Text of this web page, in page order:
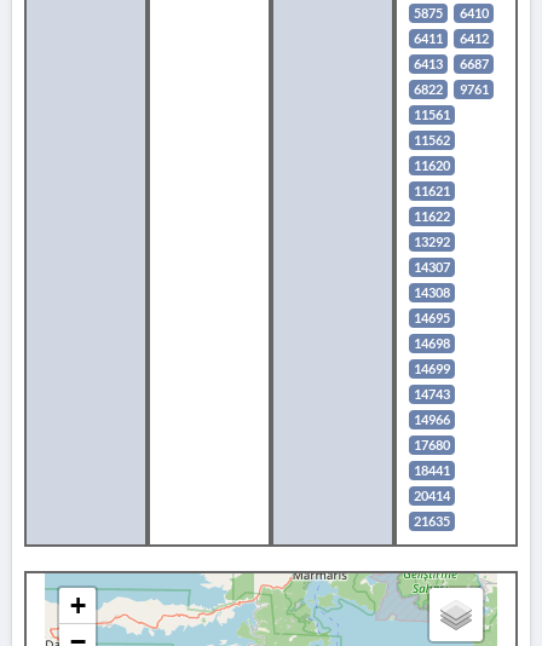
5875
6410
6411
6412
6413
6687
6822
9761
11561
11562
11620
11621
11622
13292
14307
14308
14695
14698
14699
14743
14966
17680
18441
20414
21635
+